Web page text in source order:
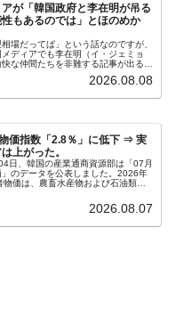
が「韓国政府と李在明が吊る
もあるのでは」とほのめか
相場だってば」という話なのですが、
ディアでも李在明（イ・ジェミョ
な仲間たちを非難する記事が出るよ
に面白い記事が出ています。「東西南
2026.08.08
価指数「2.8％」に低下 ⇒ 実
上がった。
日、韓国の産業通商資源部は「07月
のデータを公表しました。2026年
価は、農畜水産物および石油類の
月は3.2％）となり、上昇率は前...
2026.08.07